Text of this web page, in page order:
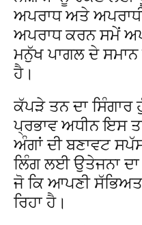
ਅਪਰਾਧ ਅਤੇ
ਅਪਰਾਧ ਕਰਨ ਸਮੇਂ
ਮਨੁੱਖ ਪਾਗਲ ਦੇ ਸਮਾਨ
ਹੈ।
ਕੱਪੜੇ ਤਨ ਦਾ ਸਿੰਗਾਰ
ਪ੍ਰਭਾਵ ਅਧੀਨ ਇਸ
ਅੰਗਾਂ ਦੀ ਬਣਾਵਟ
ਲਿੰਗ ਲਈ ਉਤੇਜਨਾ
ਜੋ ਕਿ ਆਪਣੀ
ਰਿਹਾ ਹੈ।